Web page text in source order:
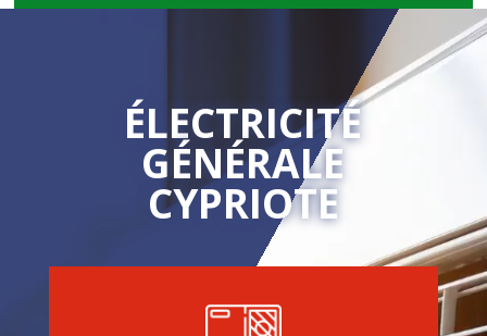
ÉLECTRICITÉ
GÉNÉRALE
CYPRIOTE